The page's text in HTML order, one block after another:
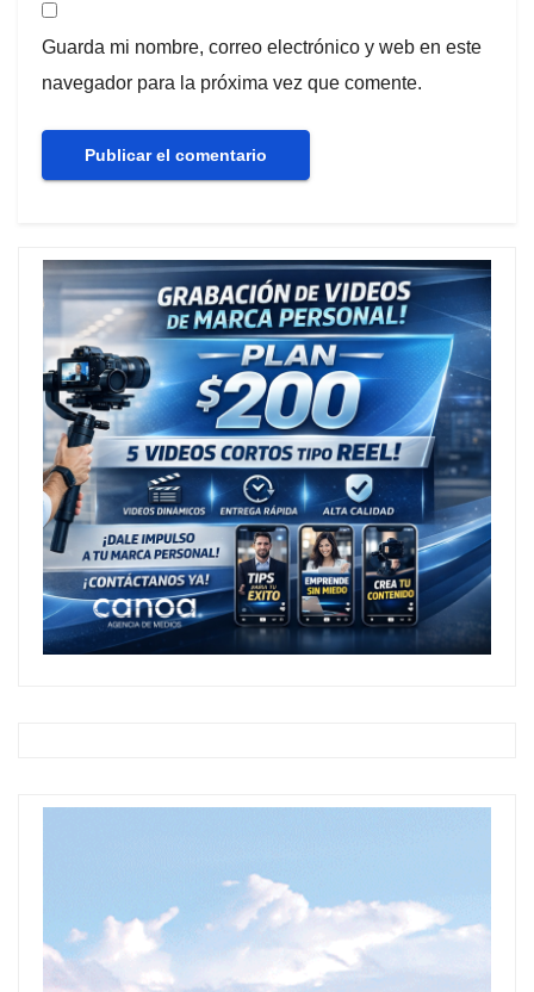
Guarda mi nombre, correo electrónico y web en este
navegador para la próxima vez que comente.